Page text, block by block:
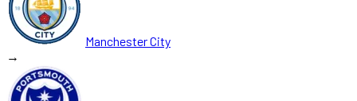
Manchester City
→